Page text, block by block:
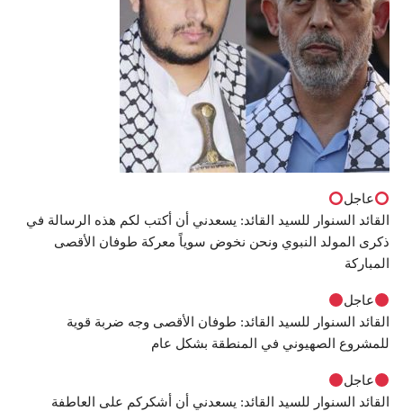
عاجل
القائد السنوار للسيد القائد: يسعدني أن أكتب لكم هذه الرسالة في
ذكرى المولد النبوي ونحن نخوض سوياً معركة طوفان الأقصى
المباركة
عاجل
القائد السنوار للسيد القائد: طوفان الأقصى وجه ضربة قوية
للمشروع الصهيوني في المنطقة بشكل عام
عاجل
القائد السنوار للسيد القائد: يسعدني أن أشكركم على العاطفة